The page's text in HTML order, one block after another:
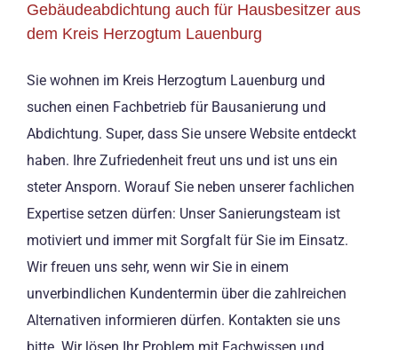
Gebäudeabdichtung auch für Hausbesitzer aus
dem Kreis Herzogtum Lauenburg
Sie wohnen im Kreis Herzogtum Lauenburg und
suchen einen Fachbetrieb für Bausanierung und
Abdichtung. Super, dass Sie unsere Website entdeckt
haben. Ihre Zufriedenheit freut uns und ist uns ein
steter Ansporn. Worauf Sie neben unserer fachlichen
Expertise setzen dürfen: Unser Sanierungsteam ist
motiviert und immer mit Sorgfalt für Sie im Einsatz.
Wir freuen uns sehr, wenn wir Sie in einem
unverbindlichen Kundentermin über die zahlreichen
Alternativen informieren dürfen. Kontakten sie uns